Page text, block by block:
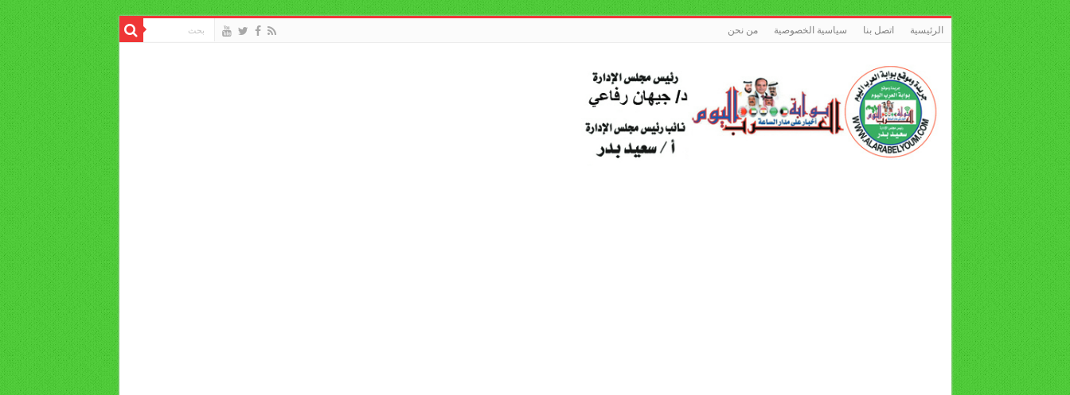
الرئيسية اتصل بنا سياسية الخصوصية من نحن